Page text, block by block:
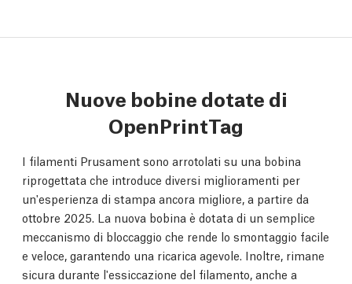
Nuove bobine dotate di
OpenPrintTag
I filamenti Prusament sono arrotolati su una bobina
riprogettata che introduce diversi miglioramenti per
un'esperienza di stampa ancora migliore, a partire da
ottobre 2025. La nuova bobina è dotata di un semplice
meccanismo di bloccaggio che rende lo smontaggio facile
e veloce, garantendo una ricarica agevole. Inoltre, rimane
sicura durante l'essiccazione del filamento, anche a